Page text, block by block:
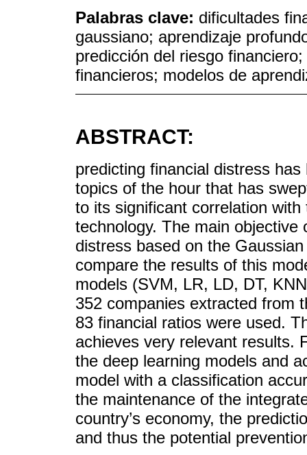
Palabras clave: dificultades
gaussiano; aprendizaje
predicción del riesgo
financieros; modelos de
ABSTRACT:
predicting financial distress
topics of the hour that has
to its significant correlation
technology. The main
distress based on the
compare the results of this
models (SVM, LR, LD, DT,
352 companies extracted from
83 financial ratios were used.
achieves very relevant results.
the deep learning models and
model with a classification
the maintenance of the
country’s economy, the
and thus the potential